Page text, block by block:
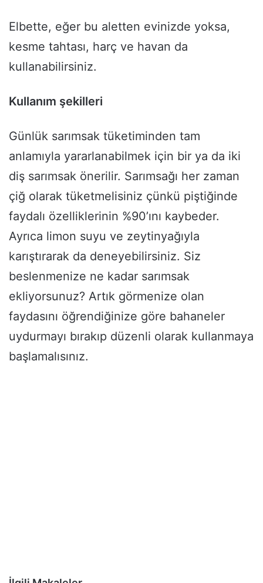
Elbette, eğer bu aletten evinizde yoksa,
kesme tahtası, harç ve havan da
kullanabilirsiniz.
Kullanım şekilleri
Günlük sarımsak tüketiminden tam
anlamıyla yararlanabilmek için bir ya da iki
diş sarımsak önerilir. Sarımsağı her zaman
çiğ olarak tüketmelisiniz çünkü piştiğinde
faydalı özelliklerinin %90’ını kaybeder.
Ayrıca limon suyu ve zeytinyağıyla
karıştırarak da deneyebilirsiniz. Siz
beslenmenize ne kadar sarımsak
ekliyorsunuz? Artık görmenize olan
faydasını öğrendiğinize göre bahaneler
uydurmayı bırakıp düzenli olarak kullanmaya
başlamalısınız.